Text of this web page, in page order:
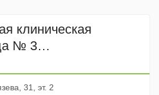
клиническая
№ 3
отделение
31, эт. 2